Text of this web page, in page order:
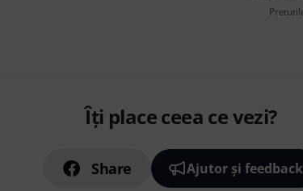
Îți place ceea ce vezi?
Share Ajutor și feedback